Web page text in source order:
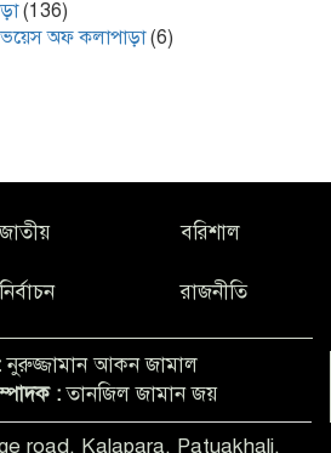
(136)
ভয়েস অফ কলাপাড়া(6)
জাতীয় বরিশাল
নির্বাচন রাজনীতি
নুরুজ্জামান আকন জামাল
:তানজিল জামান জয়
road, Kalapara, Patuakhali.